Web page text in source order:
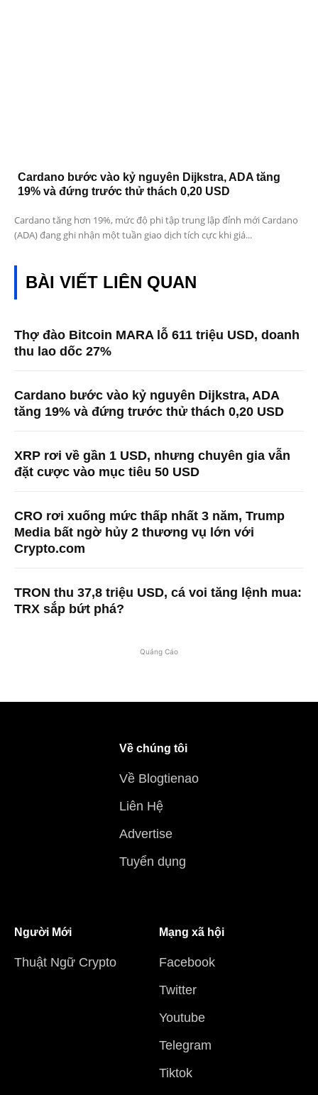
Cardano bước vào kỷ nguyên Dijkstra, ADA tăng
19% và đứng trước thử thách 0,20 USD
Cardano tăng hơn 19%, mức độ phi tập trung lập đỉnh mới Cardano
(ADA) đang ghi nhận một tuần giao dịch tích cực khi giá...
BÀI VIẾT LIÊN QUAN
Thợ đào Bitcoin MARA lỗ 611 triệu USD, doanh
thu lao dốc 27%
Cardano bước vào kỷ nguyên Dijkstra, ADA
tăng 19% và đứng trước thử thách 0,20 USD
XRP rơi về gần 1 USD, nhưng chuyên gia vẫn
đặt cược vào mục tiêu 50 USD
CRO rơi xuống mức thấp nhất 3 năm, Trump
Media bất ngờ hủy 2 thương vụ lớn với
Crypto.com
TRON thu 37,8 triệu USD, cá voi tăng lệnh mua:
TRX sắp bứt phá?
Quảng Cáo
Về chúng tôi
Về Blogtienao
Liên Hệ
Advertise
Tuyển dụng
Người Mới
Thuật Ngữ Crypto
Mạng xã hội
Facebook
Twitter
Youtube
Telegram
Tiktok